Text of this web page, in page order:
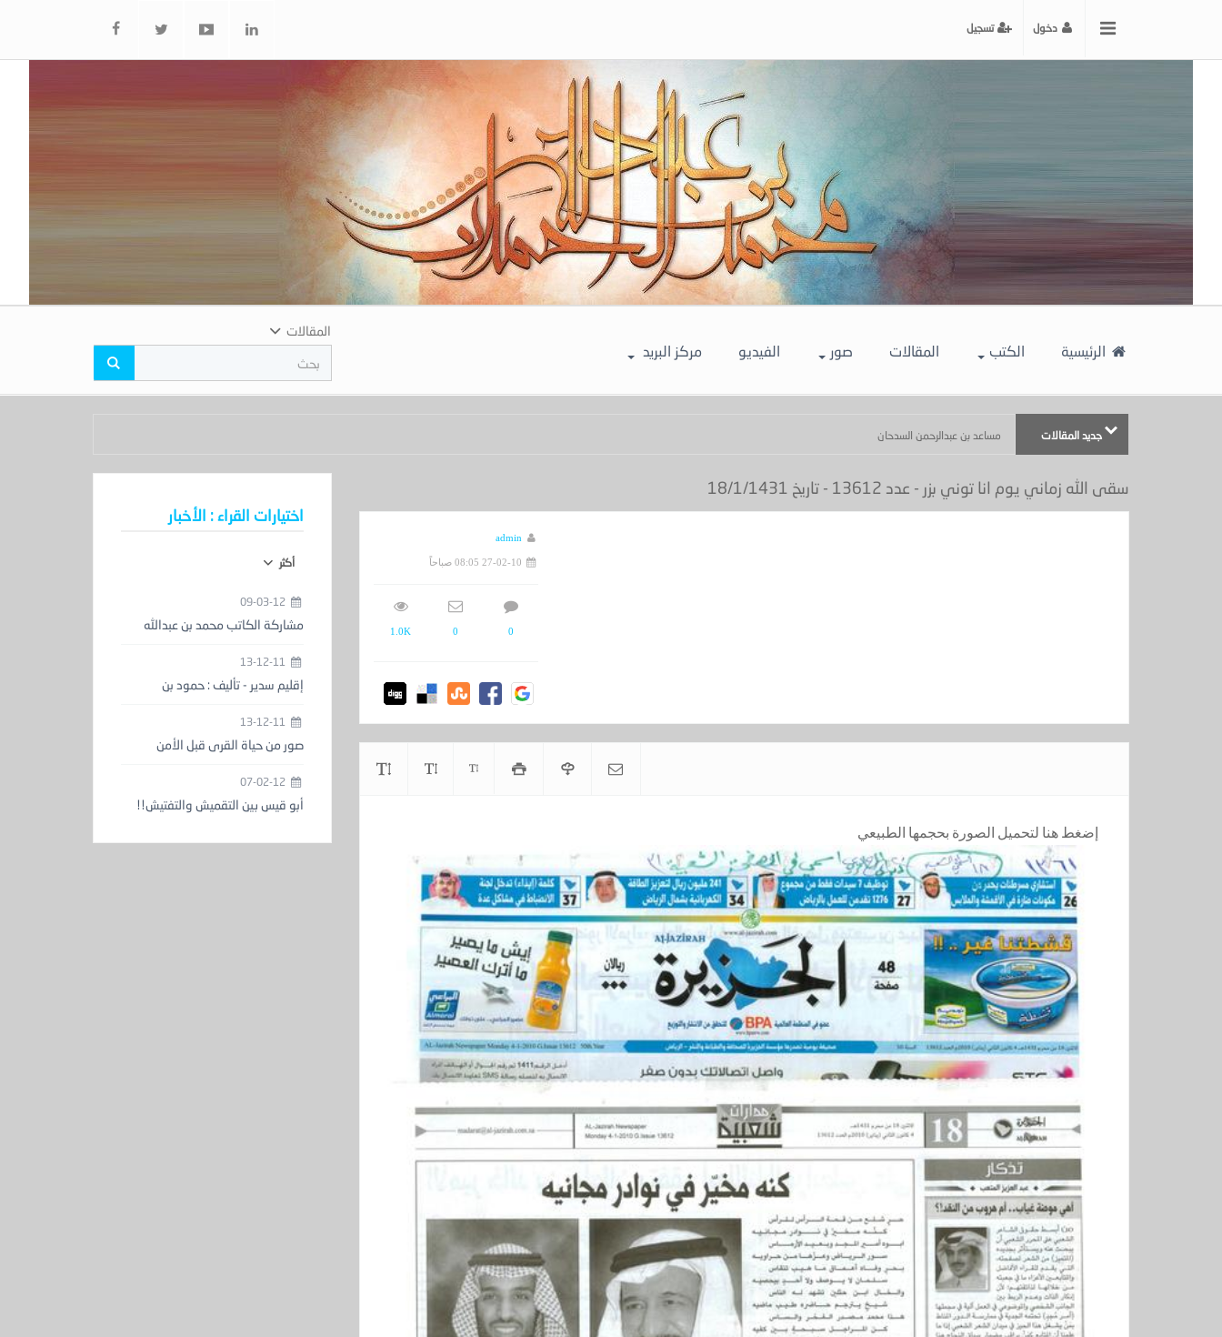
دخول تسجيل
الرئيسية الكتب المقالات صور الفيديو مركز البريد
المقالات
جديد المقالات مساعد بن عبدالرحمن السدحان
أكثر من موضوع - (بعنوان : ماذا في يوم الجمعة ) - الجزيرة عدد 15164 - تاريخ 05/06/1435هـ
سقى الله زماني يوم انا توني بزر - عدد 13612 - تاريخ 18/1/1431
admin
27-02-10 08:05 صباحاً
0
0
1.0K
إضغط هنا لتحميل الصورة بحجمها الطبيعي
اختيارات القراء : الأخبار
أكثر
09-03-12
مشاركة الكاتب محمد بن عبدالله
إقليم سدير - تأليف : حمود بن
صور من حياة القرى قبل الأمن
07-02-12
أبو قيس بين التقميش والتفتيش!!